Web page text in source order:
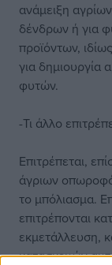
ανάμειξη
δένδρων ή για
προϊόντων,
για
φυτών.
-Τι άλλο
Επιτρέπεται,
άγριων
το μπόλιασμα.
επιτρέπονται
εκμετάλλευση,
κατασκευών